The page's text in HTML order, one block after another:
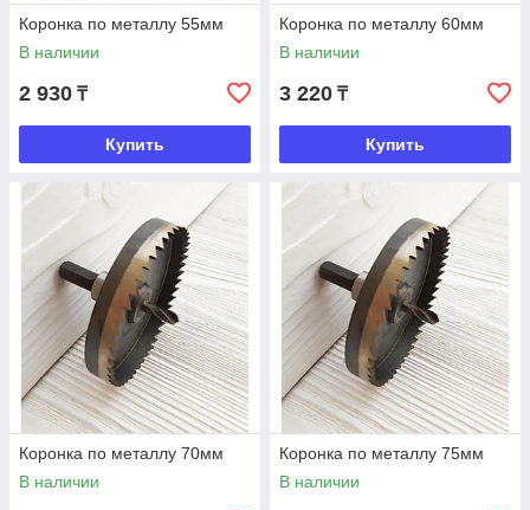
Коронка по металлу 55мм
В наличии
2 930 ₸
Купить
Коронка по металлу 60мм
В наличии
3 220 ₸
Купить
Коронка по металлу 70мм
В наличии
Коронка по металлу 75мм
В наличии